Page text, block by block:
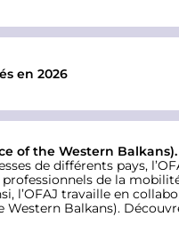
en 2026
of the Western Balkans).
de différents pays,
professionnels de la
l’OFAJ travaille en
Balkans).